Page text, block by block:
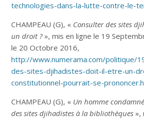
technologies-dans-la-lutte-contre-le-
CHAMPEAU (G), « Consulter des sites
un droit ? », mis en ligne le 19
le 20 Octobre 2016,
http://www.numerama.com/politique/
des-sites-djihadistes-doit-il-etre-un-
constitutionnel-pourrait-se-
CHAMPEAU (G), « Un homme
des sites djihadistes à la bibliothèques»,